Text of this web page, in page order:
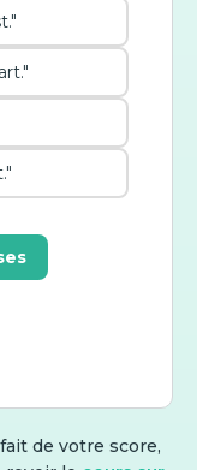
de votre score,